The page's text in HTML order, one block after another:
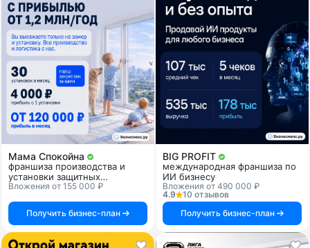
Мама Спокойна
франшиза производства и
установки защитных
прозрачных решеток для
Вложения от 155 000 ₽
Получить бизнес-план
BIG PROFIT
международная франшиза по
ИИ бизнесу
Вложения от 490 000 ₽
4.9
10 отзывов
Получить бизнес-план